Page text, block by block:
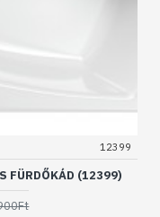
12399
FÜRDŐKÁD (12399)